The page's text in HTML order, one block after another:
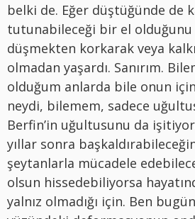
belki de. Eğer düştüğünde de
tutunabileceği bir el
düşmekten korkarak veya
olmadan yaşardı. Sanırım.
olduğum anlarda bile onun
neydi, bilemem, sadece
Berfin’in uğultusunu da
yıllar sonra
şeytanlarla mücadele
olsun hissedebiliyorsa
yalnız olmadığı için. Ben